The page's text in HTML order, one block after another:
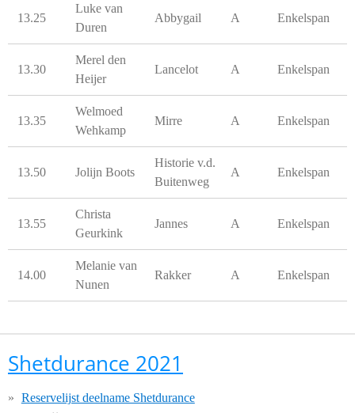
13.25
Luke van
Duren
Abbygail A Enkelspan
13.30
Merel den
Heijer
Lancelot A Enkelspan
13.35
Welmoed
Wehkamp
Mirre A Enkelspan
13.50 Jolijn Boots
Historie v.d.
Buitenweg
A Enkelspan
13.55
Christa
Geurkink
Jannes A Enkelspan
14.00
Melanie van
Nunen
Rakker A Enkelspan
Shetdurance 2021
Reservelijst deelname Shetdurance